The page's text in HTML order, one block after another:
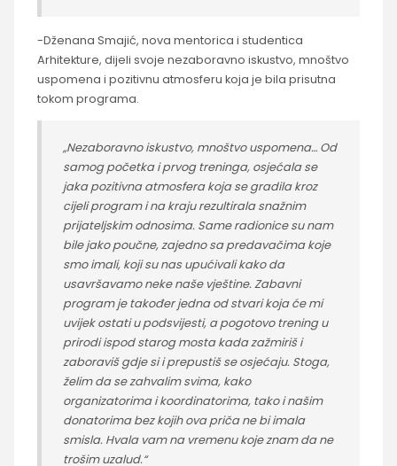
-Dženana Smajić, nova mentorica i studentica
Arhitekture, dijeli svoje nezaboravno iskustvo, mnoštvo
uspomena i pozitivnu atmosferu koja je bila prisutna
tokom programa.
„Nezaboravno iskustvo, mnoštvo uspomena… Od
samog početka i prvog treninga, osjećala se
jaka pozitivna atmosfera koja se gradila kroz
cijeli program i na kraju rezultirala snažnim
prijateljskim odnosima. Same radionice su nam
bile jako poučne, zajedno sa predavačima koje
smo imali, koji su nas upućivali kako da
usavršavamo neke naše vještine. Zabavni
program je također jedna od stvari koja će mi
uvijek ostati u podsvijesti, a pogotovo trening u
prirodi ispod starog mosta kada zažmiriš i
zaboraviš gdje si i prepustiš se osjećaju. Stoga,
želim da se zahvalim svima, kako
organizatorima i koordinatorima, tako i našim
donatorima bez kojih ova priča ne bi imala
smisla. Hvala vam na vremenu koje znam da ne
trošim uzalud.“